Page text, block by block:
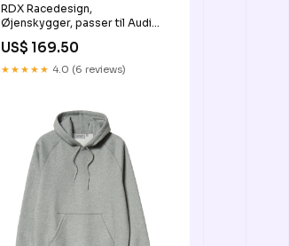
RDX Racedesign,
Øjenskygger, passer til Audi
A4 B7 2005-2008 (ABS)
KT109325KT
US$ 169.50
★★★★★ 4.0 (6 reviews)